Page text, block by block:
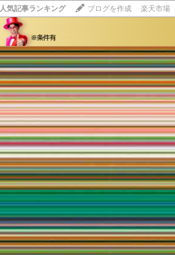
人気記事ランキング ブログを作成 楽天市場
【毎日開催】
15記事にいいね！で1ポイント
10秒滞在
いいね! --/--